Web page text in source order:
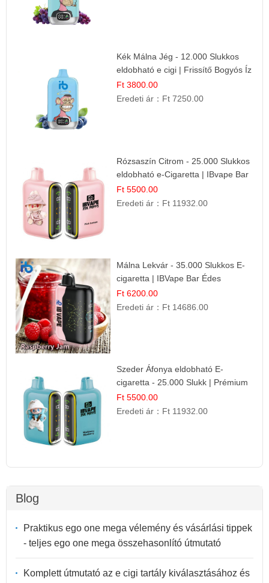
Kék Málna Jég - 12.000 Slukkos
eldobható e cigi | Frissítő Bogyós Íz
Ft 3800.00
Eredeti ár： Ft 7250.00
Rózsaszín Citrom - 25.000 Slukkos
eldobható e-Cigaretta | IBvape Bar
Ft 5500.00
Eredeti ár： Ft 11932.00
Málna Lekvár - 35.000 Slukkos E-
cigaretta | IBVape Bar Édes
Gyümölcs Íz
Ft 6200.00
Eredeti ár： Ft 14686.00
Szeder Áfonya eldobható E-
cigaretta - 25.000 Slukk | Prémium
Gyümölcs Íz
Ft 5500.00
Eredeti ár： Ft 11932.00
Blog
Praktikus ego one mega vélemény és vásárlási tippek
- teljes ego one mega összehasonlító útmutató
Komplett útmutató az e cigi tartály kiválasztásához és